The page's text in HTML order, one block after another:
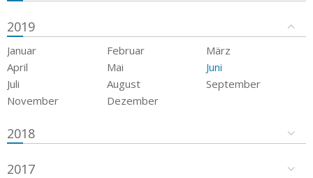
2019
Januar Februar
März
April
Mai
Juni
Juli
August
September
November
Dezember
2018
2017